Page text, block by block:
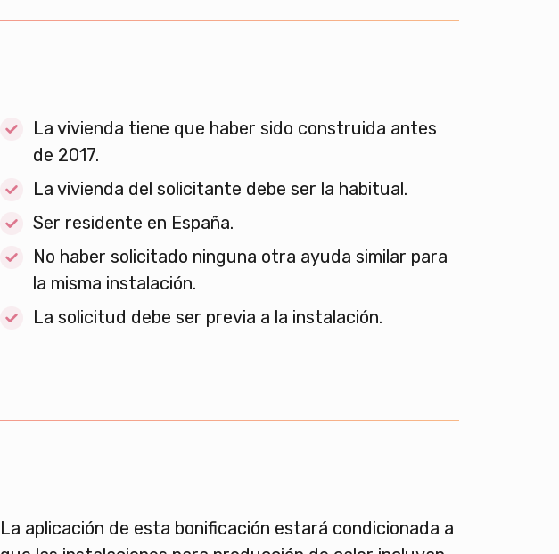
La vivienda tiene que haber sido construida antes
de 2017.
La vivienda del solicitante debe ser la habitual.
Ser residente en España.
No haber solicitado ninguna otra ayuda similar para
la misma instalación.
La solicitud debe ser previa a la instalación.
La aplicación de esta bonificación estará condicionada a